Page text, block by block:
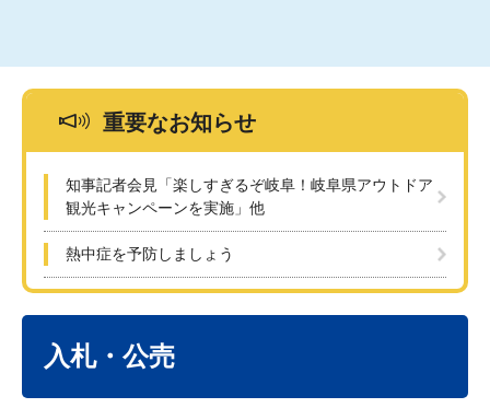
重要なお知らせ
知事記者会見「楽しすぎるぞ岐阜！岐阜県アウトドア
観光キャンペーンを実施」他
熱中症を予防しましょう
入札・公売